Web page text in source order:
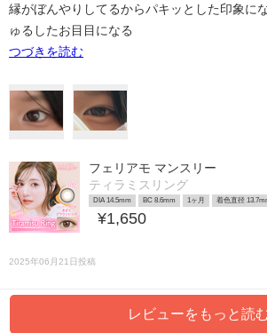
縁がぼんやりしてるからパキッとした印象に
ゅるしたお目目になる
つづきを読む
フェリアモ マンスリー
ティラミスリング
DIA 14.5mm BC 8.6mm 1ヶ月 着色直径
¥1,650
2025年06月21日投稿
レビューをもっと読